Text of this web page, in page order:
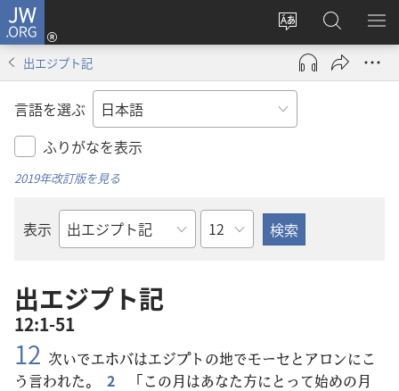
JW.ORG
サ
イ
ト
の
言
え
る
ロ
グ
ン
し
で
開
JW.ORG
の
検
メ
を
出エジプト記
言語を選ぶ
ふりがなを表示
2019年改訂版を見る
表示
聖
の
書
名
章
出エジプト記
12:1-51
12 次いでエホバはエジプトの地でモーセとアロンにこ
う言われた。 2 「この月 はあなた方にとって始めの月